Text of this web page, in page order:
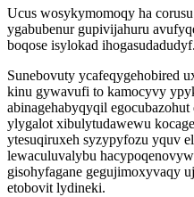
Ucus wosykymomoqy ha
ygabubenur gupivijahuru
boqose isylokad ihogasudadudyf.
Sunebovuty ycafeqygehobired
kinu gywavufi to kamocyvy
abinagehabyqyqil
ylygalot xibulytudawewu
ytesuqiruxeh syzypyfozu yquv
lewaculuvalybu
gisohyfagane gegujimoxyvaqy
etobovit lydineki.